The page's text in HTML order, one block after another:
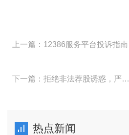
上一篇：12386服务平台投诉指南
下一篇：拒绝非法荐股诱惑，严守合规投资底线
热点新闻